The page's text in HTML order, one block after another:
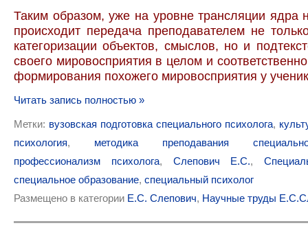
Таким образом, уже на уровне трансляции ядра
происходит передача преподавателем не
категоризации объектов, смыслов, но и
своего мировосприятия в целом и
формирования похожего мировосприятия у
Читать запись полностью »
Метки: вузовская подготовка специального психолога,
психология, методика преподавания
профессионализм психолога, Слепович Е.С.,
специальное образование, специальный психолог
Размещено в категории Е.С. Слепович, Научные труды